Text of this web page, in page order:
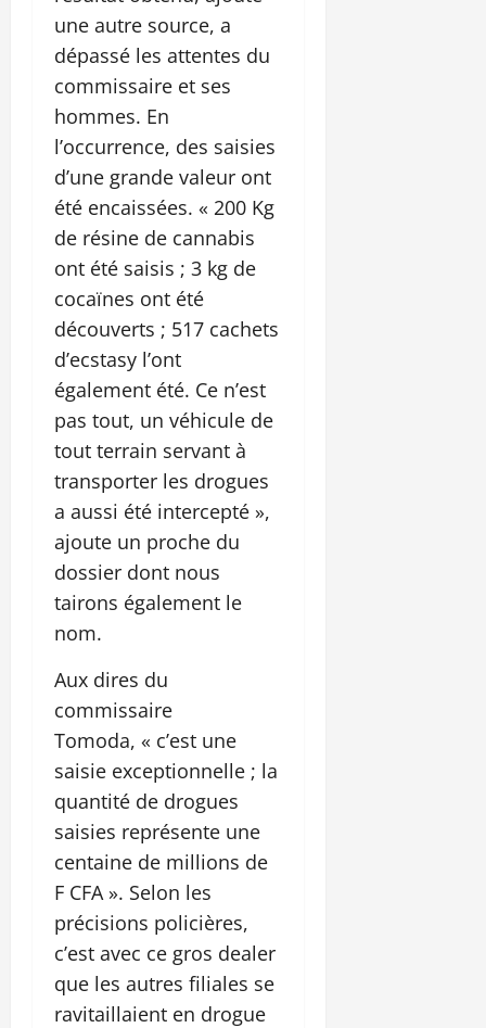
une autre source, a
dépassé les attentes du
commissaire et ses
hommes. En
l’occurrence, des saisies
d’une grande valeur ont
été encaissées. « 200 Kg
de résine de cannabis
ont été saisis ; 3 kg de
cocaïnes ont été
découverts ; 517 cachets
d’ecstasy l’ont
également été. Ce n’est
pas tout, un véhicule de
tout terrain servant à
transporter les drogues
a aussi été intercepté »,
ajoute un proche du
dossier dont nous
tairons également le
nom.
Aux dires du
commissaire
Tomoda, « c’est une
saisie exceptionnelle ; la
quantité de drogues
saisies représente une
centaine de millions de
F CFA ». Selon les
précisions policières,
c’est avec ce gros dealer
que les autres filiales se
ravitaillaient en drogue